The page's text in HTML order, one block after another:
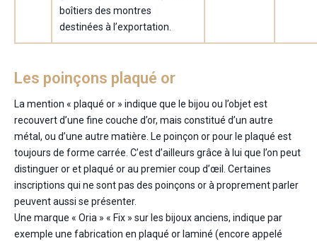
boîtiers des montres
destinées à l’exportation.
Les poinçons plaqué or
La mention « plaqué or » indique que le bijou ou l’objet est
recouvert d’une fine couche d’or, mais constitué d’un autre
métal, ou d’une autre matière. Le poinçon or pour le plaqué est
toujours de forme carrée. C’est d’ailleurs grâce à lui que l’on peut
distinguer or et plaqué or au premier coup d’œil. Certaines
inscriptions qui ne sont pas des poinçons or à proprement parler
peuvent aussi se présenter.
Une marque « Oria » « Fix » sur les bijoux anciens, indique par
exemple une fabrication en plaqué or laminé (encore appelé